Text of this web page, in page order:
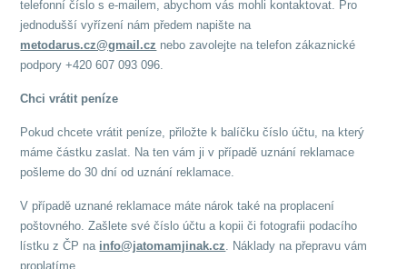
telefonní číslo s e-mailem, abychom vás mohli kontaktovat. Pro
jednodušší vyřízení nám předem napište na
metodarus.cz@gmail.cz nebo zavolejte na telefon zákaznické
podpory +420 607 093 096.
Chci vrátit peníze
Pokud chcete vrátit peníze, přiložte k balíčku číslo účtu, na který
máme částku zaslat. Na ten vám ji v případě uznání reklamace
pošleme do 30 dní od uznání reklamace.
V případě uznané reklamace máte nárok také na proplacení
poštovného. Zašlete své číslo účtu a kopii či fotografii podacího
lístku z ČP na info@jatomamjinak.cz. Náklady na přepravu vám
proplatíme.